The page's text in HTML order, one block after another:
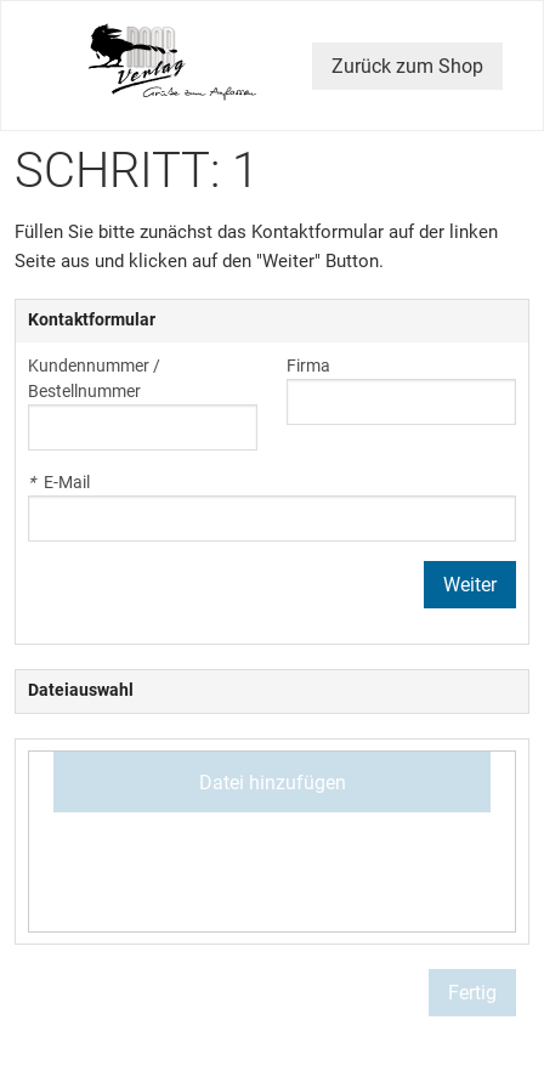
Zurück zum Shop
SCHRITT: 1
Füllen Sie bitte zunächst das Kontaktformular auf der linken
Seite aus und klicken auf den "Weiter" Button.
Kontaktformular
Kundennummer /
Bestellnummer
Firma
* E-Mail
Weiter
Dateiauswahl
Datei hinzufügen
Fertig